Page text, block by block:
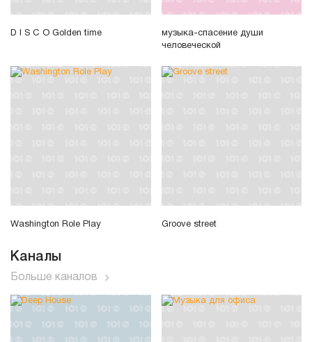
D I S C O Golden time
музыка-спасение души
человеческой
Washington Role Play Groove street
Каналы
Больше каналов